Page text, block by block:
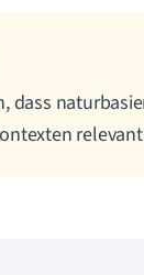
dass